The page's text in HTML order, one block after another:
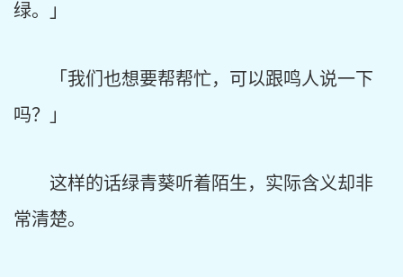
绿。」
「我们也想要帮帮忙，可以跟鸣人说一下
吗？」
这样的话绿青葵听着陌生，实际含义却非
常清楚。